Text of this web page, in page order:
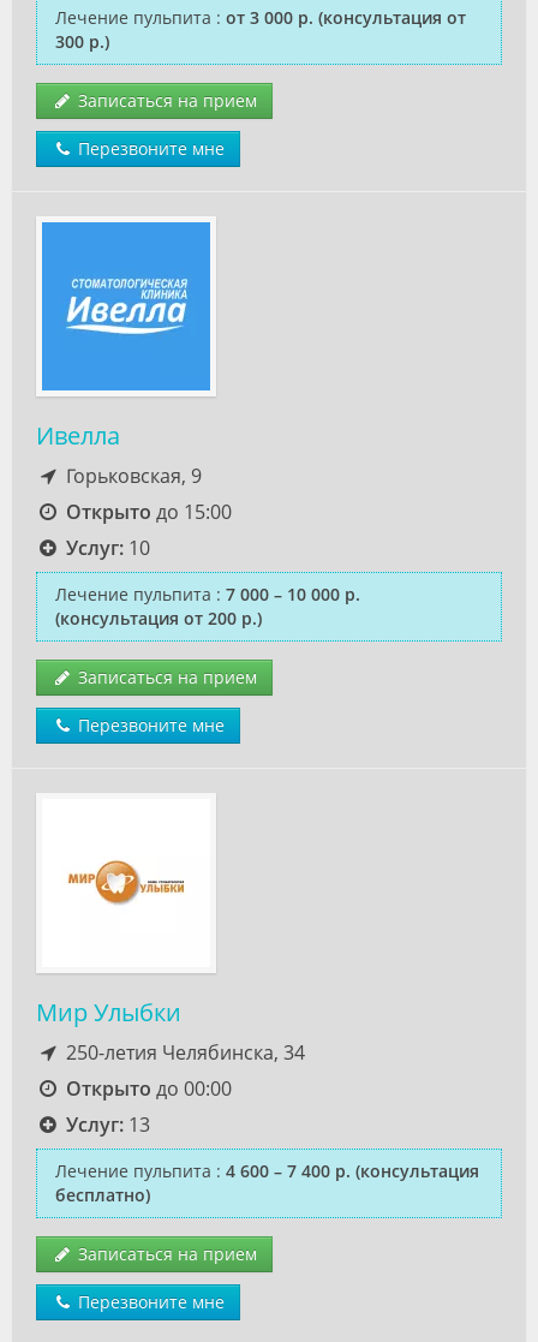
Лечение пульпита : от 3 000 р. (консультация от
300 р.)
Записаться на прием
Перезвоните мне
Ивелла
Горьковская, 9
Открыто до 15:00
Услуг:10
Лечение пульпита : 7 000 – 10 000 р.
(консультация от 200 р.)
Записаться на прием
Перезвоните мне
Мир Улыбки
250-летия Челябинска, 34
Открыто до 00:00
Услуг:13
Лечение пульпита : 4 600 – 7 400 р. (консультация
бесплатно)
Записаться на прием
Перезвоните мне